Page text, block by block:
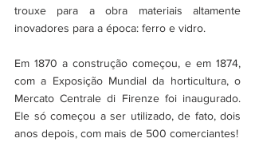
trouxe para a obra materiais altamente
inovadores para a época: ferro e vidro.
Em 1870 a construção começou, e em 1874,
com a Exposição Mundial da horticultura, o
Mercato Centrale di Firenze foi inaugurado.
Ele só começou a ser utilizado, de fato, dois
anos depois, com mais de 500 comerciantes!